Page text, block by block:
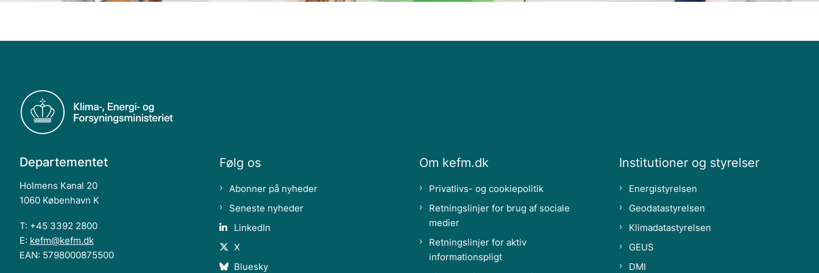
Departementet
Holmens Kanal 20
1060 København K
T: +45 3392 2800
E: kefm@kefm.dk
EAN: 5798000875500
Følg os
Abonner på nyheder
Seneste nyheder
LinkedIn
X
Bluesky
Om kefm.dk
Privatlivs- og cookiepolitik
Retningslinjer for brug af sociale
medier
Retningslinjer for aktiv
informationspligt
Institutioner og styrelser
Energistyrelsen
Geodatastyrelsen
Klimadatastyrelsen
GEUS
DMI